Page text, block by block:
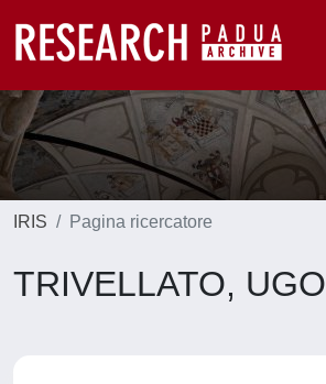
IRIS Pagina ricercatore
TRIVELLATO, UGO